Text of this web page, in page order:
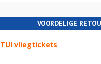
VOORDELIGE
TUI vliegtickets